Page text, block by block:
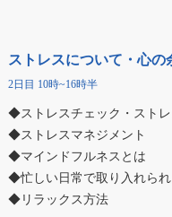
ストレスについて・心の
2日目 10時~16時半
◆ストレスチェック・スト
◆ストレスマネジメント
◆マインドフルネスとは
◆忙しい日常で取り入れら
◆リラックス方法